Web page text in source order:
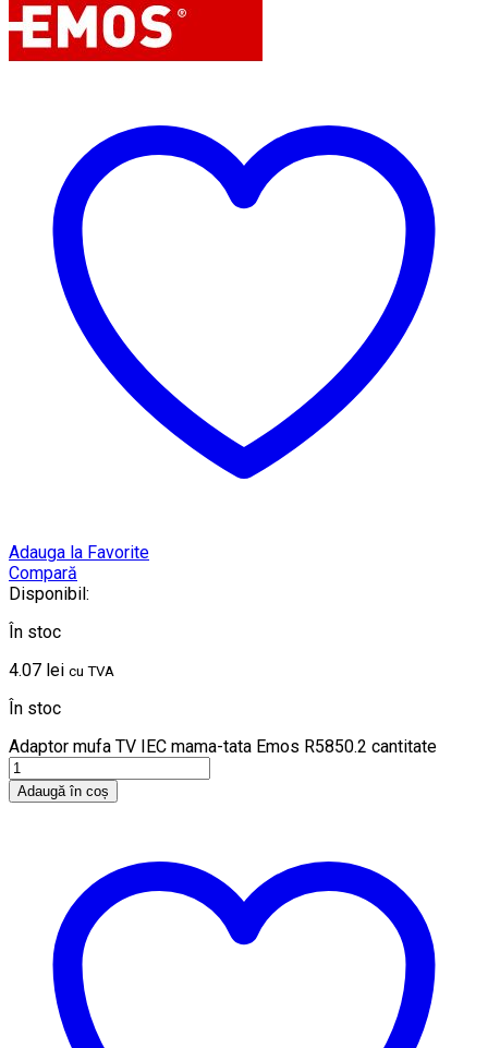
Adauga la Favorite
Compară
Disponibil:
În stoc
4.07 lei cu TVA
În stoc
Adaptor mufa TV IEC mama-tata Emos R5850.2 cantitate
Adaugă în coș